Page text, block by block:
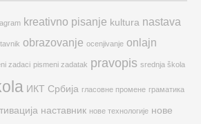
kreativno pisanje kultura nastava
obrazovanje ocenjivanje onlajn
zadaci pismeni zadatak pravopis srednja škola
ИКТ Србија гласовне промене граматика
наставник нове технологије нове